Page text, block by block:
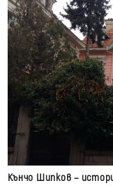
Кънчо Шипков –